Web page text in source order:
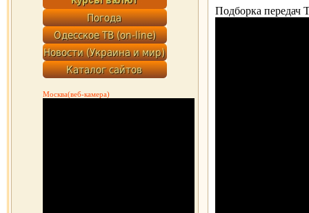
Москва(веб-камера)
Подборка передач